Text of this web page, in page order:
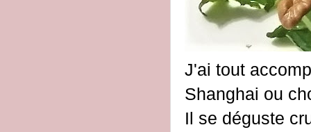
J'ai tout
Shanghai ou
Il se déguste